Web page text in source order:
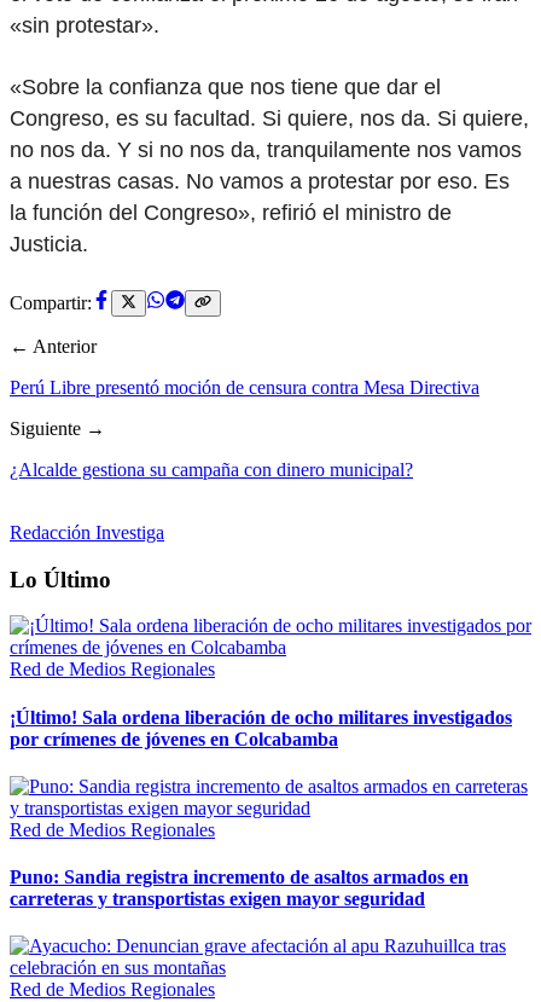
«sin protestar».
«Sobre la confianza que nos tiene que dar el
Congreso, es su facultad. Si quiere, nos da. Si quiere,
no nos da. Y si no nos da, tranquilamente nos vamos
a nuestras casas. No vamos a protestar por eso. Es
la función del Congreso», refirió el ministro de
Justicia.
Compartir:
← Anterior
Perú Libre presentó moción de censura contra Mesa Directiva
Siguiente →
¿Alcalde gestiona su campaña con dinero municipal?
Redacción Investiga
Lo Último
Red de Medios Regionales
¡Último! Sala ordena liberación de ocho militares investigados
por crímenes de jóvenes en Colcabamba
Red de Medios Regionales
Puno: Sandia registra incremento de asaltos armados en
carreteras y transportistas exigen mayor seguridad
Red de Medios Regionales